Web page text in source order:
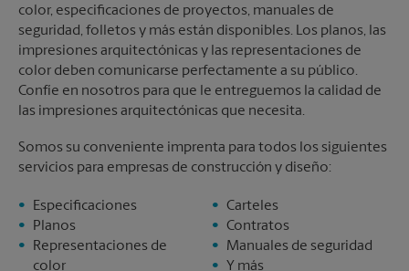
color, especificaciones de proyectos, manuales de
seguridad, folletos y más están disponibles. Los planos, las
impresiones arquitectónicas y las representaciones de
color deben comunicarse perfectamente a su público.
Confíe en nosotros para que le entreguemos la calidad de
las impresiones arquitectónicas que necesita.
Somos su conveniente imprenta para todos los siguientes
servicios para empresas de construcción y diseño:
Especificaciones
Planos
Representaciones de
color
Carteles
Contratos
Manuales de seguridad
Y más